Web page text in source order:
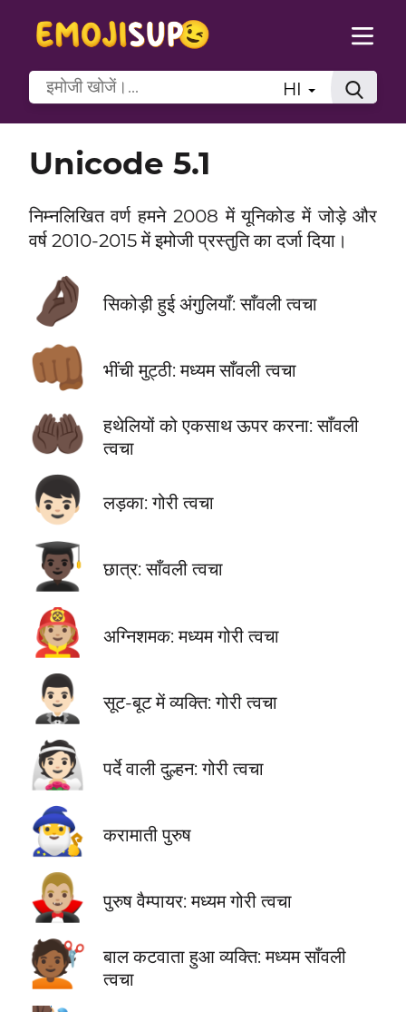
HI
Unicode 5.1
निम्नलिखित वर्ण हमने 2008 में यूनिकोड में जोड़े और
वर्ष 2010-2015 में इमोजी प्रस्तुति का दर्जा दिया।
🤌🏿 सिकोड़ी हुई अंगुलियाँ: साँवली त्वचा
👊🏾 भींची मुट्ठी: मध्यम साँवली त्वचा
🤲🏿
हथेलियों को एकसाथ ऊपर करना: साँवली
त्वचा
👦🏻 लड़का: गोरी त्वचा
👨🏿‍🎓 छात्र: साँवली त्वचा
🧑🏼‍🚒 अग्निशमक: मध्यम गोरी त्वचा
🤵🏻‍♂️ सूट-बूट में व्यक्ति: गोरी त्वचा
👰🏻 पर्दे वाली दुल्हन: गोरी त्वचा
🧙‍♂️ करामाती पुरुष
🧛🏼‍♂️ पुरुष वैम्पायर: मध्यम गोरी त्वचा
💇🏾
बाल कटवाता हुआ व्यक्ति: मध्यम साँवली
त्वचा